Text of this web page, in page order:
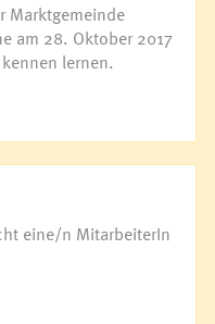
Marktgemeinde
am 28. Oktober 2017
lernen.
eine/n MitarbeiterIn